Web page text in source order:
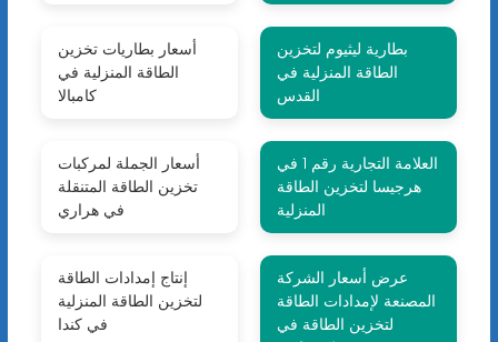
أسعار بطاريات تخزين
الطاقة المنزلية في
كامبالا
بطارية ليثيوم لتخزين
الطاقة المنزلية في
القدس
أسعار الجملة لمركبات
تخزين الطاقة المتنقلة
في هراري
العلامة التجارية رقم 1 في
هرجيسا لتخزين الطاقة
المنزلية
إنتاج إمدادات الطاقة
لتخزين الطاقة المنزلية
في كندا
عرض أسعار الشركة
المصنعة لإمدادات الطاقة
لتخزين الطاقة في